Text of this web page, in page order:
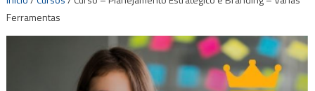
Ferramentas